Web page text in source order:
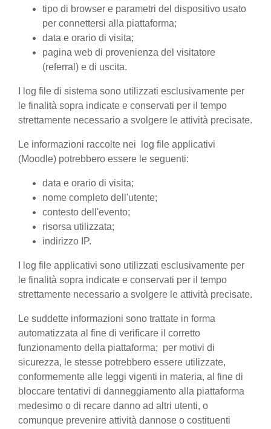
tipo di browser e parametri del dispositivo usato
per connettersi alla piattaforma;
data e orario di visita;
pagina web di provenienza del visitatore
(referral) e di uscita.
I log file di sistema sono utilizzati esclusivamente per
le finalità sopra indicate e conservati per il tempo
strettamente necessario a svolgere le attività precisate.
Le informazioni raccolte nei log file applicativi
(Moodle) potrebbero essere le seguenti:
data e orario di visita;
nome completo dell'utente;
contesto dell'evento;
risorsa utilizzata;
indirizzo IP.
I log file applicativi sono utilizzati esclusivamente per
le finalità sopra indicate e conservati per il tempo
strettamente necessario a svolgere le attività precisate.
Le suddette informazioni sono trattate in forma
automatizzata al fine di verificare il corretto
funzionamento della piattaforma; per motivi di
sicurezza, le stesse potrebbero essere utilizzate,
conformemente alle leggi vigenti in materia, al fine di
bloccare tentativi di danneggiamento alla piattaforma
medesimo o di recare danno ad altri utenti, o
comunque prevenire attività dannose o costituenti